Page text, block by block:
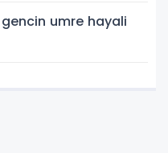
umre hayali